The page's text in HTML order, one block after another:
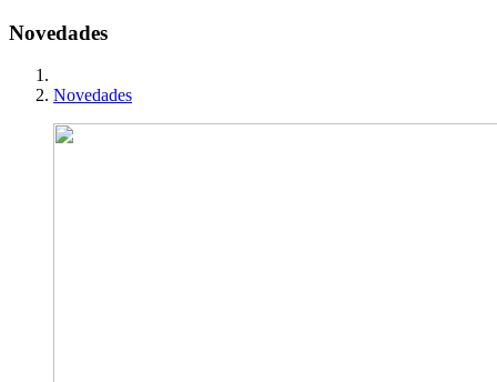
Novedades
Novedades